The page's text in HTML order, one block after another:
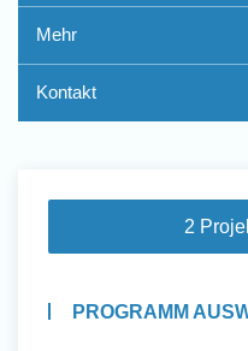
Mehr
Kontakt
2
PROGRAMM